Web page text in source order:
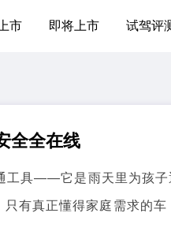
市 即将上市 试驾评
全全在线
工具——它是雨天里为孩子
有真正懂得家庭需求的车